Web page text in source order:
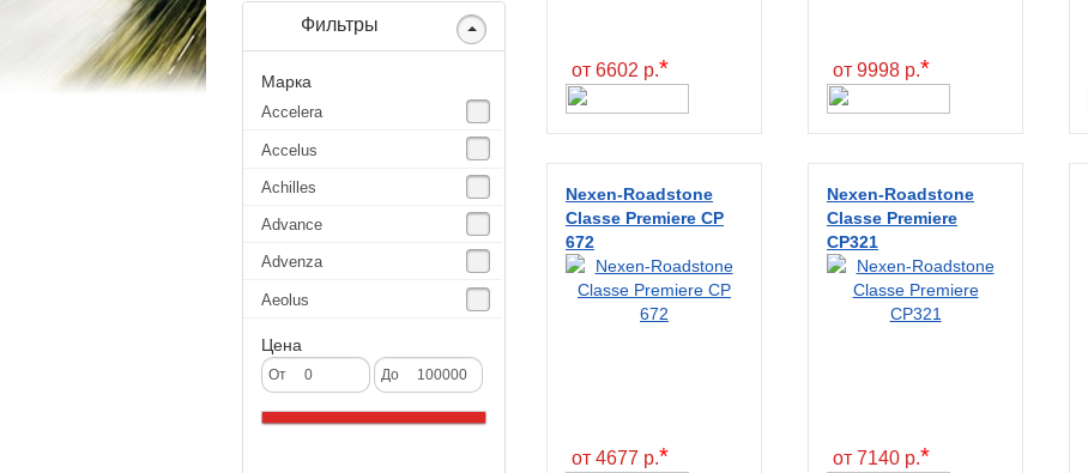
Фильтры
Марка
Accelera
Accelus
Achilles
Advance
Advenza
Aeolus
Agate
Agrica
Alliance
Цена
От До
от 6602 р.* от 9998 р.*
Nexen-Roadstone
Classe Premiere CP
672
от 4677 р.*
Nexen-Roadstone
Classe Premiere
CP321
от 7140 р.*